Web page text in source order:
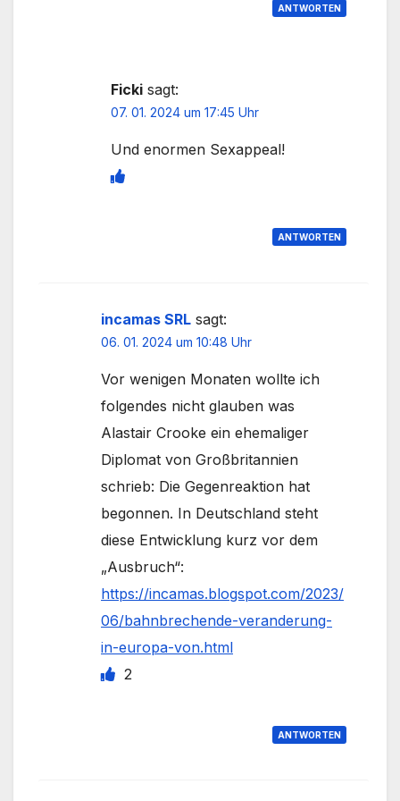
ANTWORTEN
Ficki sagt:
07. 01. 2024 um 17:45 Uhr
Und enormen Sexappeal!
ANTWORTEN
incamas SRL sagt:
06. 01. 2024 um 10:48 Uhr
Vor wenigen Monaten wollte ich
folgendes nicht glauben was
Alastair Crooke ein ehemaliger
Diplomat von Großbritannien
schrieb: Die Gegenreaktion hat
begonnen. In Deutschland steht
diese Entwicklung kurz vor dem
„Ausbruch“:
https://incamas.blogspot.com/2023/
06/bahnbrechende-veranderung-
in-europa-von.html
2
ANTWORTEN